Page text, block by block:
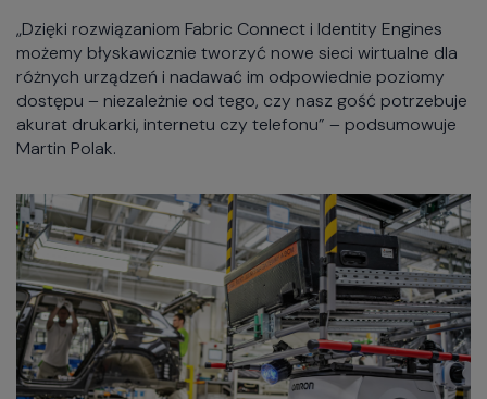
„Dzięki rozwiązaniom Fabric Connect i Identity Engines
możemy błyskawicznie tworzyć nowe sieci wirtualne dla
różnych urządzeń i nadawać im odpowiednie poziomy
dostępu – niezależnie od tego, czy nasz gość potrzebuje
akurat drukarki, internetu czy telefonu” – podsumowuje
Martin Polak.